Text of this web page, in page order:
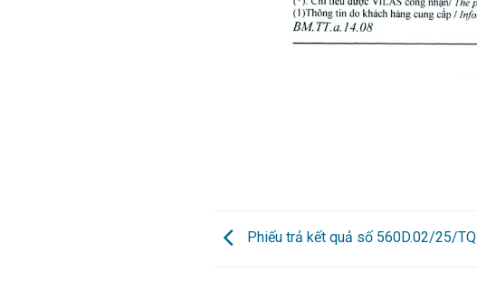
Phiếu trả kết quả số 560D.02/25/TQ